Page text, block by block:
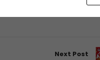
Next Post